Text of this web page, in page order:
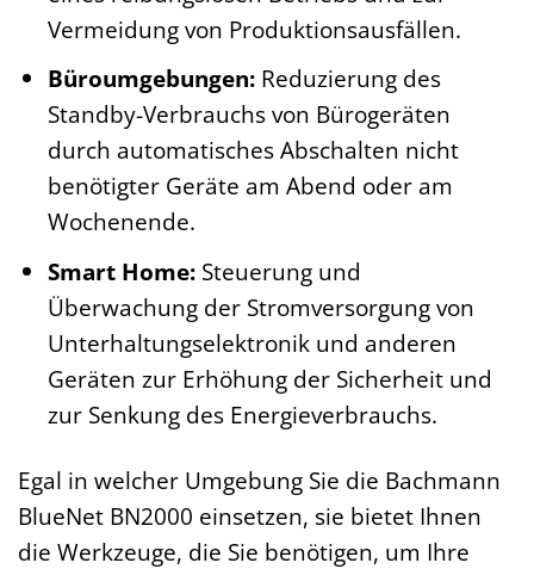
Vermeidung von Produktionsausfällen.
Büroumgebungen:Reduzierung des
Standby-Verbrauchs von Bürogeräten
durch automatisches Abschalten nicht
benötigter Geräte am Abend oder am
Wochenende.
Smart Home:Steuerung und
Überwachung der Stromversorgung von
Unterhaltungselektronik und anderen
Geräten zur Erhöhung der Sicherheit und
zur Senkung des Energieverbrauchs.
Egal in welcher Umgebung Sie die Bachmann
BlueNet BN2000 einsetzen, sie bietet Ihnen
die Werkzeuge, die Sie benötigen, um Ihre